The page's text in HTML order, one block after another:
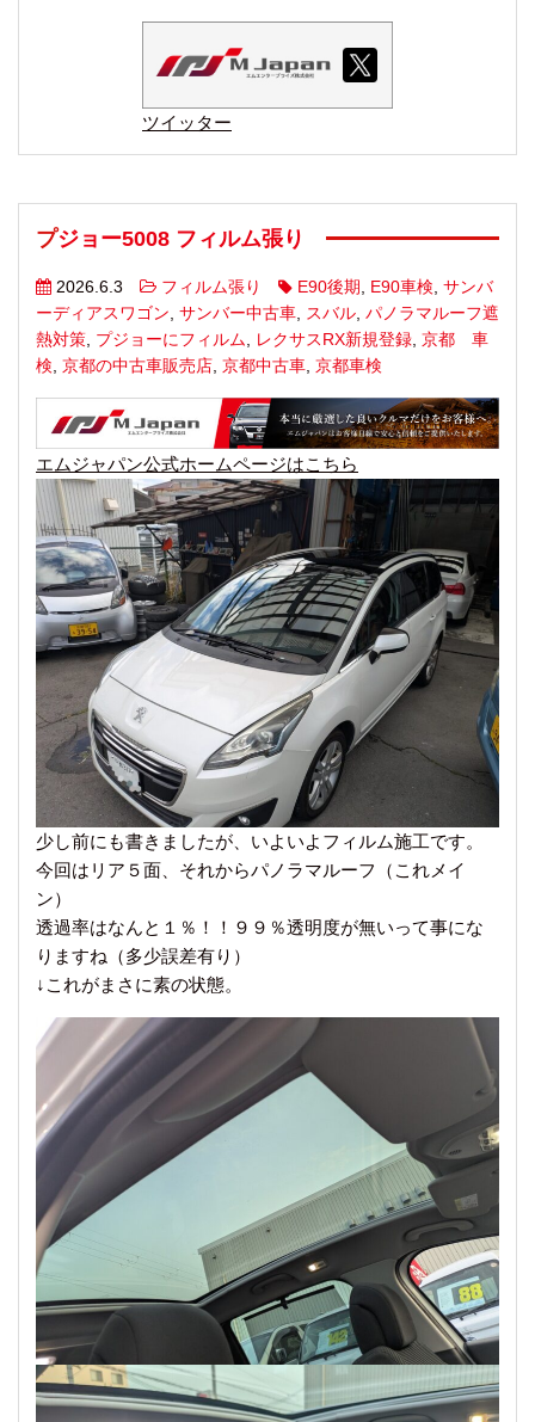
ツイッター
プジョー5008 フィルム張り
2026.6.3 フィルム張り E90後期 , E90車検, サンバ
ーディアスワゴン, サンバー中古車, スバル, パノラマルーフ遮
熱対策, プジョーにフィルム, レクサスRX新規登録, 京都 車
検, 京都の中古車販売店, 京都中古車, 京都車検
エムジャパン公式ホームページはこちら
少し前にも書きましたが、いよいよフィルム施工です。
今回はリア５面、それからパノラマルーフ（これメイ
ン）
透過率はなんと１％！！９９％透明度が無いって事にな
りますね（多少誤差有り）
↓これがまさに素の状態。